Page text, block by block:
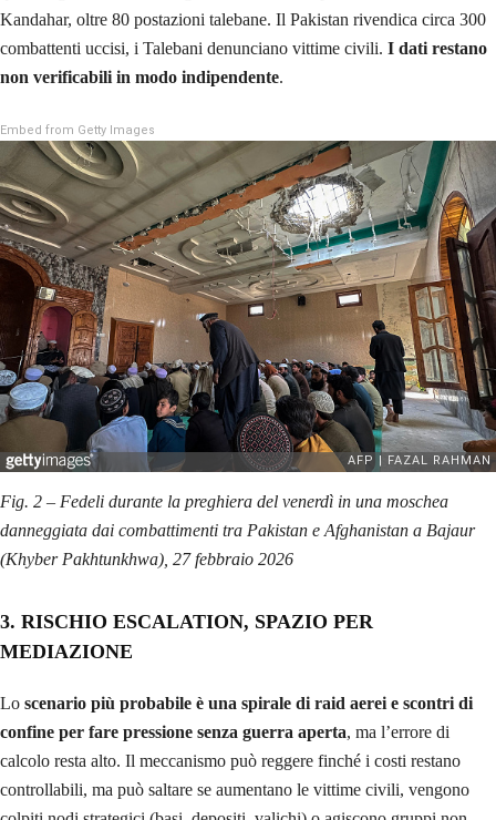
Kandahar, oltre 80 postazioni talebane. Il Pakistan rivendica circa 300
combattenti uccisi, i Talebani denunciano vittime civili. I dati restano
non verificabili in modo indipendente.
Embed from Getty Images
Fig. 2 – Fedeli durante la preghiera del venerdì in una moschea
danneggiata dai combattimenti tra Pakistan e Afghanistan a Bajaur
(Khyber Pakhtunkhwa), 27 febbraio 2026
3. RISCHIO ESCALATION, SPAZIO PER
MEDIAZIONE
Lo scenario più probabile è una spirale di raid aerei e scontri di
confine per fare pressione senza guerra aperta, ma l’errore di
calcolo resta alto. Il meccanismo può reggere finché i costi restano
controllabili, ma può saltare se aumentano le vittime civili, vengono